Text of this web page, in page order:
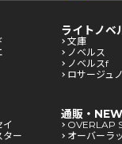
ライトノベ
文庫
ノベルス
ノベルスf
ロサージュ
イ
ター
通販・
OVERLAP
オーバーラ